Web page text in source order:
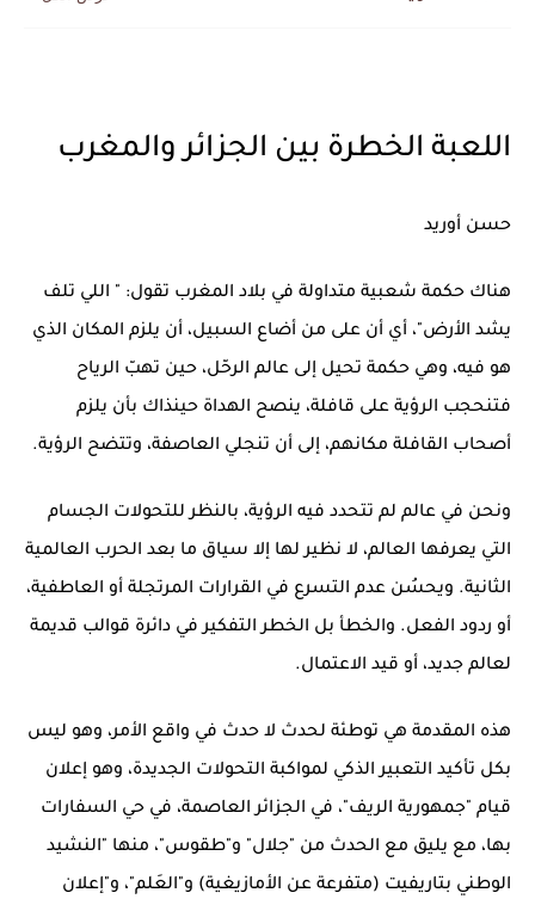
اللعبة الخطرة بين الجزائر والمغرب
حسن أوريد
هناك حكمة شعبية متداولة في بلاد المغرب تقول: " اللي تلف
يشد الأرض"، أي أن على من أضاع السبيل، أن يلزم المكان الذي
هو فيه، وهي حكمة تحيل إلى عالم الرحّل، حين تهبّ الرياح
فتنحجب الرؤية على قافلة، ينصح الهداة حينذاك بأن يلزم
أصحاب القافلة مكانهم، إلى أن تنجلي العاصفة، وتتضح الرؤية.
ونحن في عالم لم تتحدد فيه الرؤية، بالنظر للتحولات الجسام
التي يعرفها العالم، لا نظير لها إلا سياق ما بعد الحرب العالمية
الثانية. ويحسُن عدم التسرع في القرارات المرتجلة أو العاطفية،
أو ردود الفعل. والخطأ بل الخطر التفكير في دائرة قوالب قديمة
لعالم جديد، أو قيد الاعتمال.
هذه المقدمة هي توطئة لحدث لا حدث في واقع الأمر، وهو ليس
بكل تأكيد التعبير الذكي لمواكبة التحولات الجديدة، وهو إعلان
قيام "جمهورية الريف"، في الجزائر العاصمة، في حي السفارات
بها، مع يليق مع الحدث من "جلال" و"طقوس"، منها "النشيد
الوطني بتاريفيت (متفرعة عن الأمازيغية) و"العَلم"، و"إعلان